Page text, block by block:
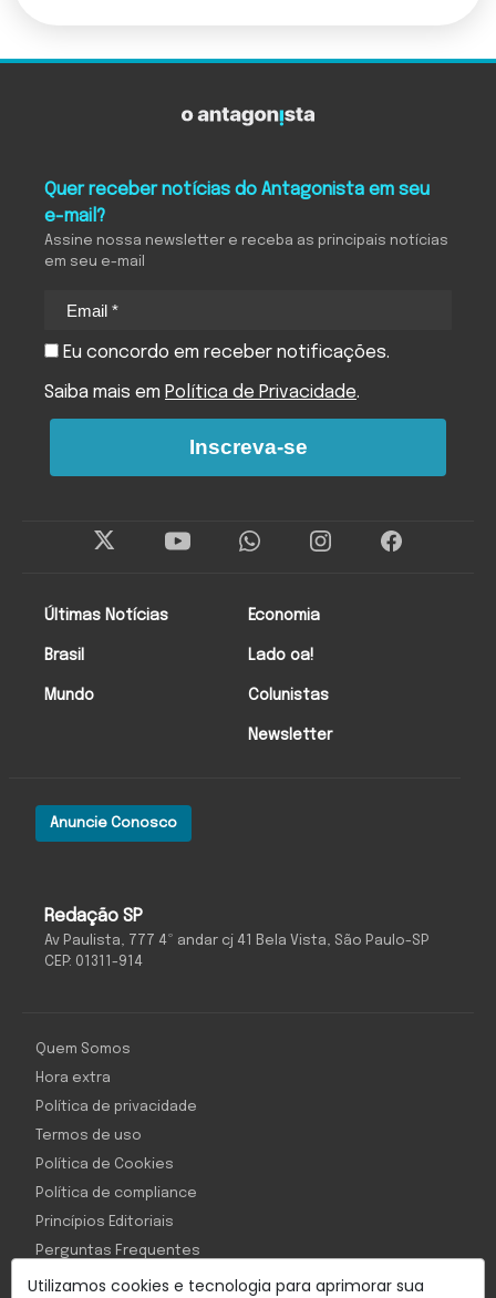
Utilizamos cookies e tecnologia para aprimorar sua
Redação SP
Av Paulista, 777 4º andar cj 41 Bela Vista, São Paulo-SP
CEP: 01311-914
Anuncie Conosco
Últimas Notícias
Brasil
Mundo
Economia
Lado oa!
Colunistas
Newsletter
Quer receber notícias do Antagonista em seu
e-mail?
Assine nossa newsletter e receba as principais notícias
em seu e-mail
Eu concordo em receber notificações.
Saiba mais em Política de Privacidade.
Inscreva-se
Quem Somos
Hora extra
Política de privacidade
Termos de uso
Política de Cookies
Política de compliance
Princípios Editoriais
Perguntas Frequentes